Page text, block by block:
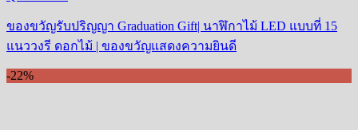
ของขวัญรับปริญญา Graduation Gift| นาฬิกาไม้ LED แบบที่ 15
แนววงรี ดอกไม้ | ของขวัญแสดงความยินดี
-22%